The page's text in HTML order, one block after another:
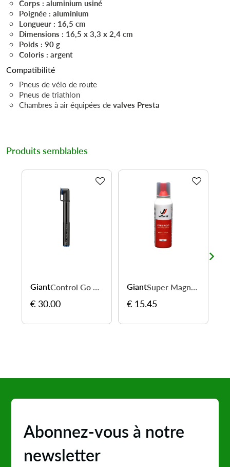
Corps : aluminium usiné
Poignée : aluminium
Longueur : 16,5 cm
Dimensions : 16,5 x 3,3 x 2,4 cm
Poids : 90 g
Coloris : argent
Compatibilité
Pneus de vélo de route
Pneus de triathlon
Chambres à air équipées devalves Presta
Produits semblables
Giant Control Go HP Mini Pump - compacte et efficace
€ 30.00
Giant Super Magnum 125 ml - réparez et regonflez en quelques secondes
€ 15.45
Abonnez-vous à notre
newsletter